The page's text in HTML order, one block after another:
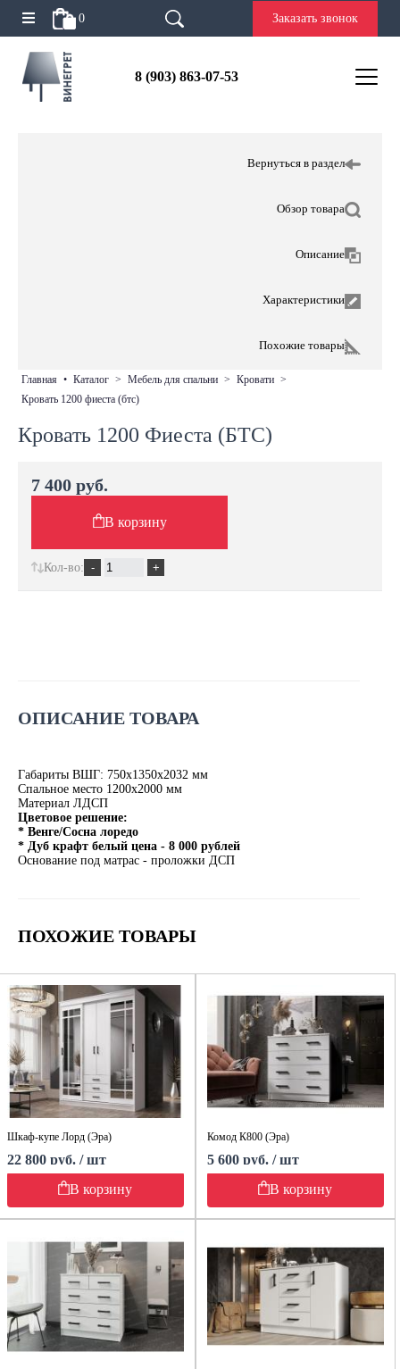
0 Заказать звонок
8 (903) 863-07-53
Вернуться в раздел
Обзор товара
Описание
Характеристики
Похожие товары
главная • каталог > мебель для спальни > кровати >
кровать 1200 фиеста (бтс)
Кровать 1200 Фиеста (БТС)
ОПИСАНИЕ ТОВАРА
Габариты ВШГ: 750х1350х2032 мм
Спальное место 1200х2000 мм
Материал ЛДСП
Цветовое решение:
* Венге/Сосна лоредо
* Дуб крафт белый цена - 8 000 рублей
Основание под матрас - проложки ДСП
ПОХОЖИЕ ТОВАРЫ
Шкаф-купе Лорд (Эра)
22 800 руб. / шт
В корзину
Комод К800 (Эра)
5 600 руб. / шт
В корзину
7 400 руб.
В корзину
Кол-во: